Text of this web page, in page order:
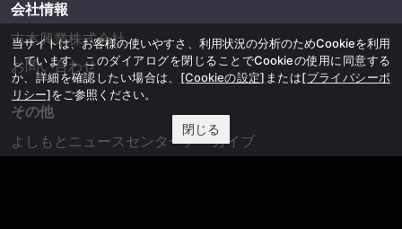
会社情報
吉本興業株式会社
お問い合わせ
その他
よしもとニュースセンターアーカイブ
当サイトは、お客様の使いやすさ、利用状況の分析のためCookieを利用
しています。このダイアログを閉じることでCookieの使用に同意する
か、詳細を確認したい場合は、 [Cookieの設定] または[プライバシーポ
リシー]をご参照ください。
閉じる